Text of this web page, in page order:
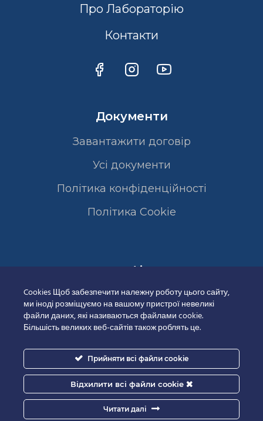
Про Лабораторію
Контакти
Документи
Завантажити договір
Усі документи
Політика конфіденційності
Полiтика Cookie
Сертифікати
Cookies Щоб забезпечити належну роботу цього сайту,
ми іноді розміщуємо на вашому пристрої невеликі
файли даних, які називаються файлами cookie.
Більшість великих веб-сайтів також роблять це.
Прийняти всі файли cookie
Відхилити всі файли cookie
Читати далі